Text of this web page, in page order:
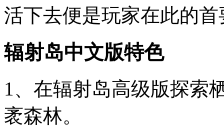
活下去便是玩家在此的
辐射岛中文版特色
1、在辐射岛高级版探索
袤森林。